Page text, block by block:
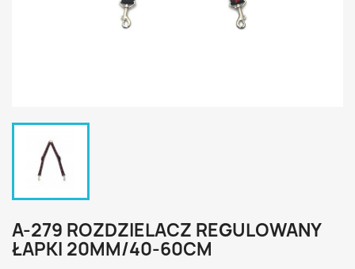
A-279 ROZDZIELACZ REGULOWANY
ŁAPKI 20MM/40-60CM